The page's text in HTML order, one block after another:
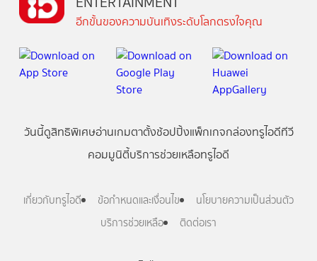
อีกขั้นของความบันเทิงระดับโลกตรงใจคุณ
วันนี้ดูสิทธิพิเศษอ่านเกมตาตั้งช้อปปิ้งแพ็กเกจกล่องทรูไอดีทีวี
คอมมูนิตี้บริการช่วยเหลือทรูไอดี
เกี่ยวกับทรูไอดี ข้อกำหนดและเงื่อนไข
นโยบายความเป็นส่วนตัว
บริการช่วยเหลือ
ติดต่อเรา